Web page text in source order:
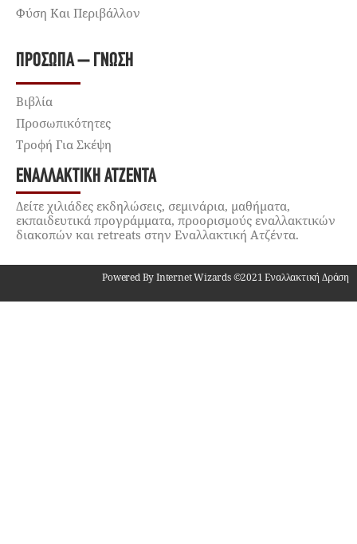
Φύση Και Περιβάλλον
ΠΡΌΣΩΠΑ – ΓΝΏΣΗ
Βιβλία
Προσωπικότητες
Τροφή Για Σκέψη
ΕΝΑΛΛΑΚΤΙΚΉ ΑΤΖΈΝΤΑ
Δείτε χιλιάδες εκδηλώσεις, σεμινάρια, μαθήματα,
εκπαιδευτικά προγράμματα, προορισμούς εναλλακτικών
διακοπών και retreats στην Εναλλακτική Ατζέντα.
Powered By Internet Wizards ©2021 Εναλλακτική Δράση